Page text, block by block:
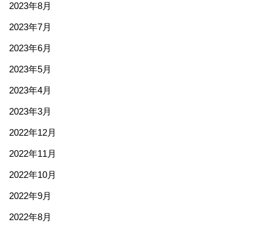
2023年8月
2023年7月
2023年6月
2023年5月
2023年4月
2023年3月
2022年12月
2022年11月
2022年10月
2022年9月
2022年8月